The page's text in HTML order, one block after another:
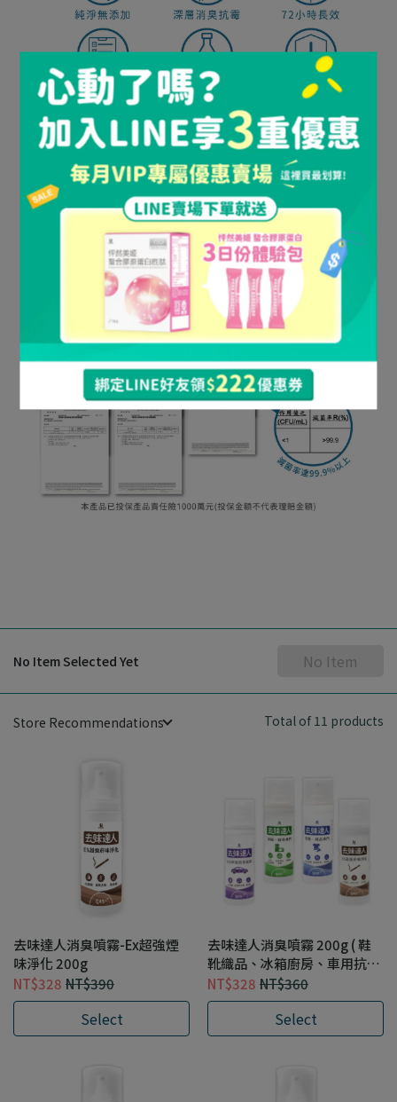
No Item Selected Yet No Item
Store Recommendations Total of 11 products
去味達人消臭噴霧-Ex超強煙
味淨化 200g
NT$328 NT$390
Select
去味達人消臭噴霧 200g ( 鞋
靴織品、冰箱廚房、車用抗
菌、煙味淨化 )
NT$328 NT$360
Select